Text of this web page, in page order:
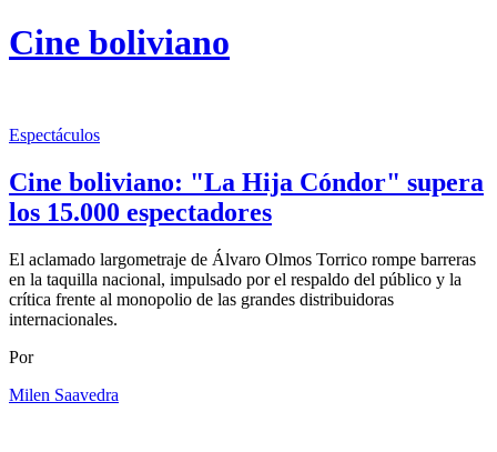
Cine boliviano
Espectáculos
Cine boliviano: "La Hija Cóndor" supera
los 15.000 espectadores
El aclamado largometraje de Álvaro Olmos Torrico rompe barreras
en la taquilla nacional, impulsado por el respaldo del público y la
crítica frente al monopolio de las grandes distribuidoras
internacionales.
Por
Milen Saavedra